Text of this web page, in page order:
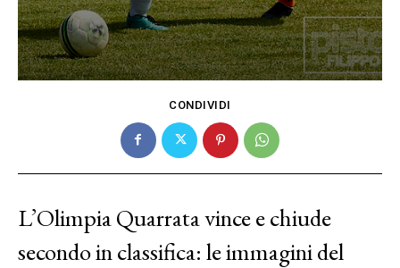
CONDIVIDI
L’Olimpia Quarrata vince e chiude
secondo in classifica: le immagini del